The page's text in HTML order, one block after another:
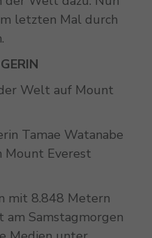
letzten Mal durch
Welt auf Mount
Tamae Watanabe
Mount Everest
mit 8.848 Metern
am Samstagmorgen